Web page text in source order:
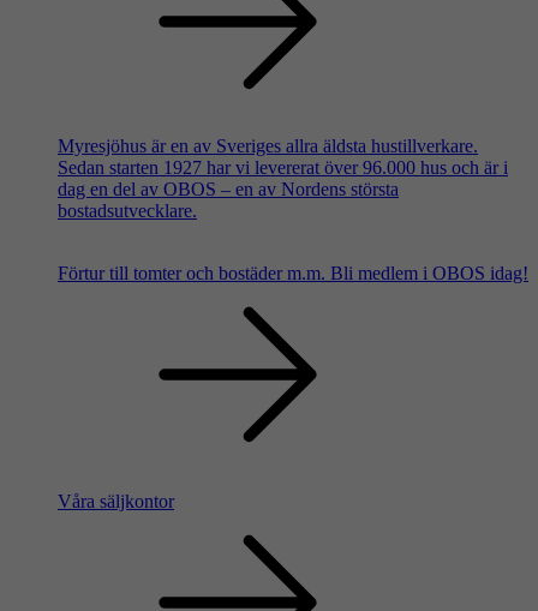
Myresjöhus är en av Sveriges allra äldsta hustillverkare.
Sedan starten 1927 har vi levererat över 96.000 hus och är i
dag en del av OBOS – en av Nordens största
bostadsutvecklare.
Förtur till tomter och bostäder m.m. Bli medlem i OBOS idag!
Våra säljkontor